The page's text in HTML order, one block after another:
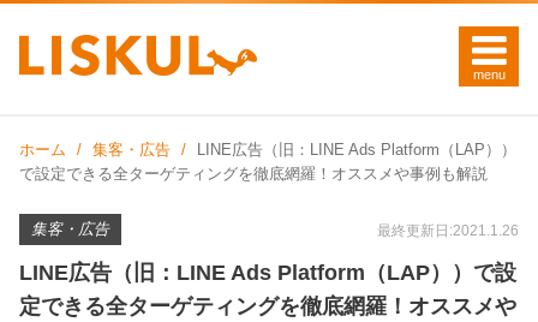
ホーム 集客・広告
LINE広告（旧：LINE Ads Platform（LAP））
で設定できる全ターゲティングを徹底網羅！オススメや事例も解説
集客・広告 最終更新日:2021.1.26
LINE広告（旧：LINE Ads Platform（LAP））で設
定できる全ターゲティングを徹底網羅！オススメや